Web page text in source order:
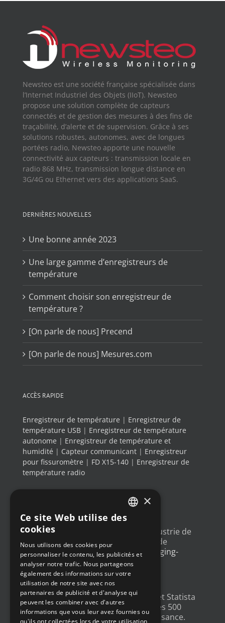
Newsteo est une société française spécialisée dans
l’Internet Industriel des Objets (IIoT). Newsteo
propose une solution complète de capteurs
connectés et de gestion des mesures à des fins de
traçabilité, d’alerte et de supervision. Grâce à ses
solutions robustes, autonomes, avec de longues
portées radio, Newsteo apporte une nouvelle
connectivité aux capteurs : transmission locale en
radio 868 MHz, transmission longue distance en
3G/4G ou Ethernet vers des applications SaaS.
DERNIÈRES NOUVELLES
Une bonne année 2023
Une large gamme d’enregistreurs de
température
Comment choisir son enregistreur de
température ?
[On parle de nous] Precend
[On parle de nous] Mesures.com
ACCÈS RAPIDE
Enregistreur de température | Enregistreur de
température USB | Enregistreur de température
autonome | Enregistreur de température et
humidité | Capteur communicant | Enregistreur
pour fissuromètre | FD X15-140 | Enregistreur de
température radio
Un article sur l'
dans l'industrie de
l'emballage, avec un exemple de
déploiement @Newsteo packaging-
gateway.com/features/how-i…
4 ans ago
Un grand merci à@LesEchos
et Statista
qui ont classé Newsteo dans les 500
Champions français de la croissance.
GERMAN
SPANISH
×
Ce site Web utilise des
cookies
Nous utilisons des cookies pour
personnaliser le contenu, les publicités et
analyser notre trafic. Nous partageons
également des informations sur votre
utilisation de notre site avec nos
partenaires de publicité et d'analyse qui
peuvent les combiner avec d'autres
informations que vous leur avez fournies ou
qu'ils ont collectées lors de votre utilisation